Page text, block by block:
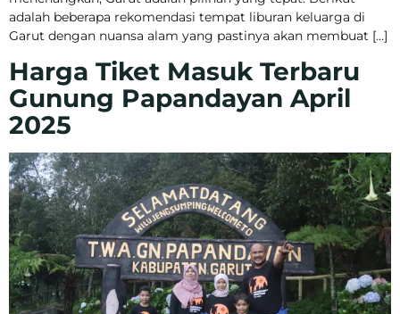
adalah beberapa rekomendasi tempat liburan keluarga di
Garut dengan nuansa alam yang pastinya akan membuat […]
Harga Tiket Masuk Terbaru
Gunung Papandayan April
2025